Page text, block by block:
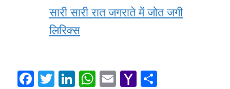
सारी सारी रात जगराते में जोत जगी
लिरिक्स
F
T
Li
W
E
Y